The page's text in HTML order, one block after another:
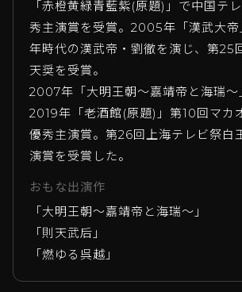
「赤橙黄緑青藍紫(原題)」で中国テ
秀主演賞を受賞。2005年「漢武大帝
年時代の漢武帝・劉徹を演じ、第25
天奨を受賞。
2007年「大明王朝〜嘉靖帝と海瑞〜
2019年「老酒館(原題)」第10回マカ
優秀主演賞。第26回上海テレビ祭白
演賞を受賞した。
おもな出演作
「大明王朝〜嘉靖帝と海瑞〜」
「則天武后」
「燃ゆる呉越」